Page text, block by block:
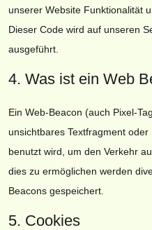
unserer Website Funktionalität
Dieser Code wird auf unseren
ausgeführt.
4. Was ist ein Web
Ein Web-Beacon (auch Pixel-
unsichtbares Textfragment
benutzt wird, um den Verkehr
dies zu ermöglichen werden
Beacons gespeichert.
5. Cookies